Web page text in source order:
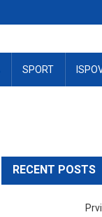
SPORT
RECENT POSTS